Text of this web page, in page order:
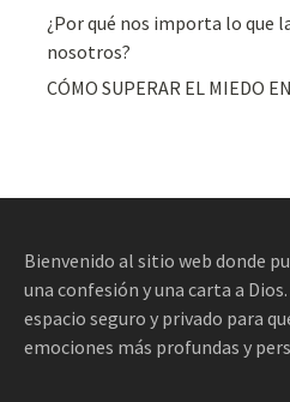
¿Por qué nos importa lo que
nosotros?
CÓMO SUPERAR EL MIEDO
Bienvenido al sitio web donde
una confesión y una carta a
espacio seguro y privado para
emociones más profundas y